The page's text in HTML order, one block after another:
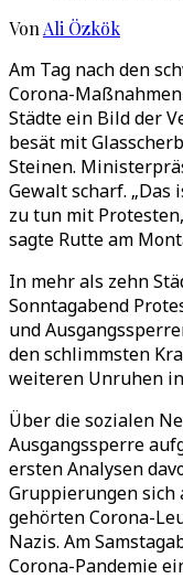
Von Ali Özkök
Am Tag nach den
Corona-
Städte ein Bild der
besät mit
Steinen.
Gewalt scharf.
zu tun mit
sagte Rutte am
In mehr als zehn
Sonntagabend
und
den schlimmsten
weiteren Unruhen
Über die sozialen
Ausgangssperre
ersten Analysen
Gruppierungen sich
gehörten Corona-
Nazis. Am
Corona-Pandemie